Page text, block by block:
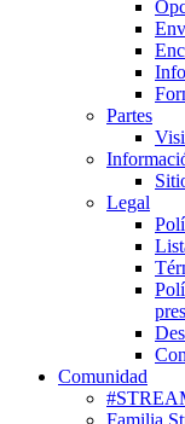
Partes
Legal
Comunidad